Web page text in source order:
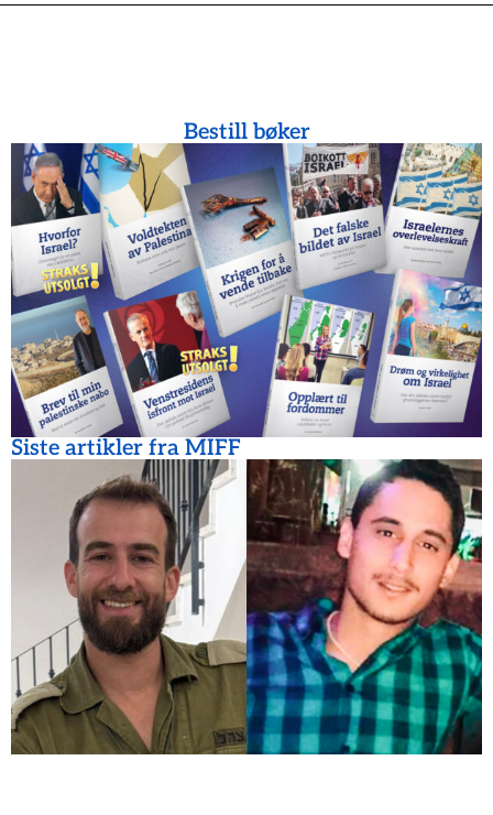
Bestill bøker
Siste artikler fra MIFF